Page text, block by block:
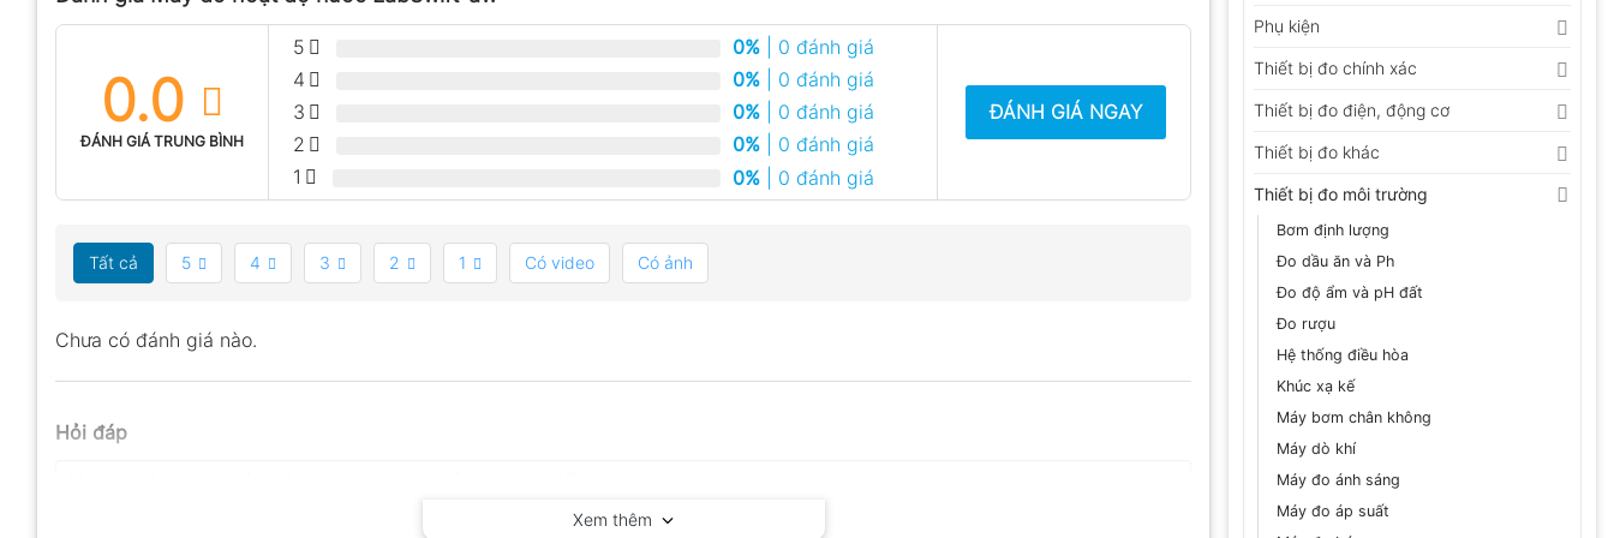
Phụ kiện
Thiết bị đo chính xác
Thiết bị đo điện, động cơ
Thiết bị đo khác
Thiết bị đo môi trường
Bơm định lượng
Đo dầu ăn và Ph
Đo độ ẩm và pH đất
Đo rượu
Hệ thống điều hòa
Khúc xạ kế
Máy bơm chân không
Máy dò khí
Máy đo ánh sáng
Máy đo áp suất
0.0
ĐÁNH GIÁ TRUNG BÌNH
5 0% | 0 đánh giá
4
0% | 0 đánh giá
3
0% | 0 đánh giá
2
0% | 0 đánh giá
1
0% | 0 đánh giá
ĐÁNH GIÁ NGAY
Tất cả 5 4 3 2 1 Có video Có ảnh
Chưa có đánh giá nào.
Hỏi đáp
Xem thêm